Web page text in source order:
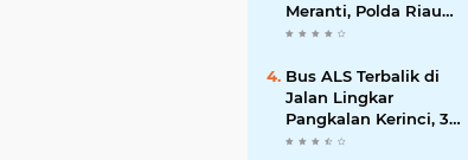
Meranti, Polda Riau
dan Polres Pelalawan
Demi Negeri
Bus ALS Terbalik di
Jalan Lingkar
Pangkalan Kerinci, 34
Penumpang Selamat,